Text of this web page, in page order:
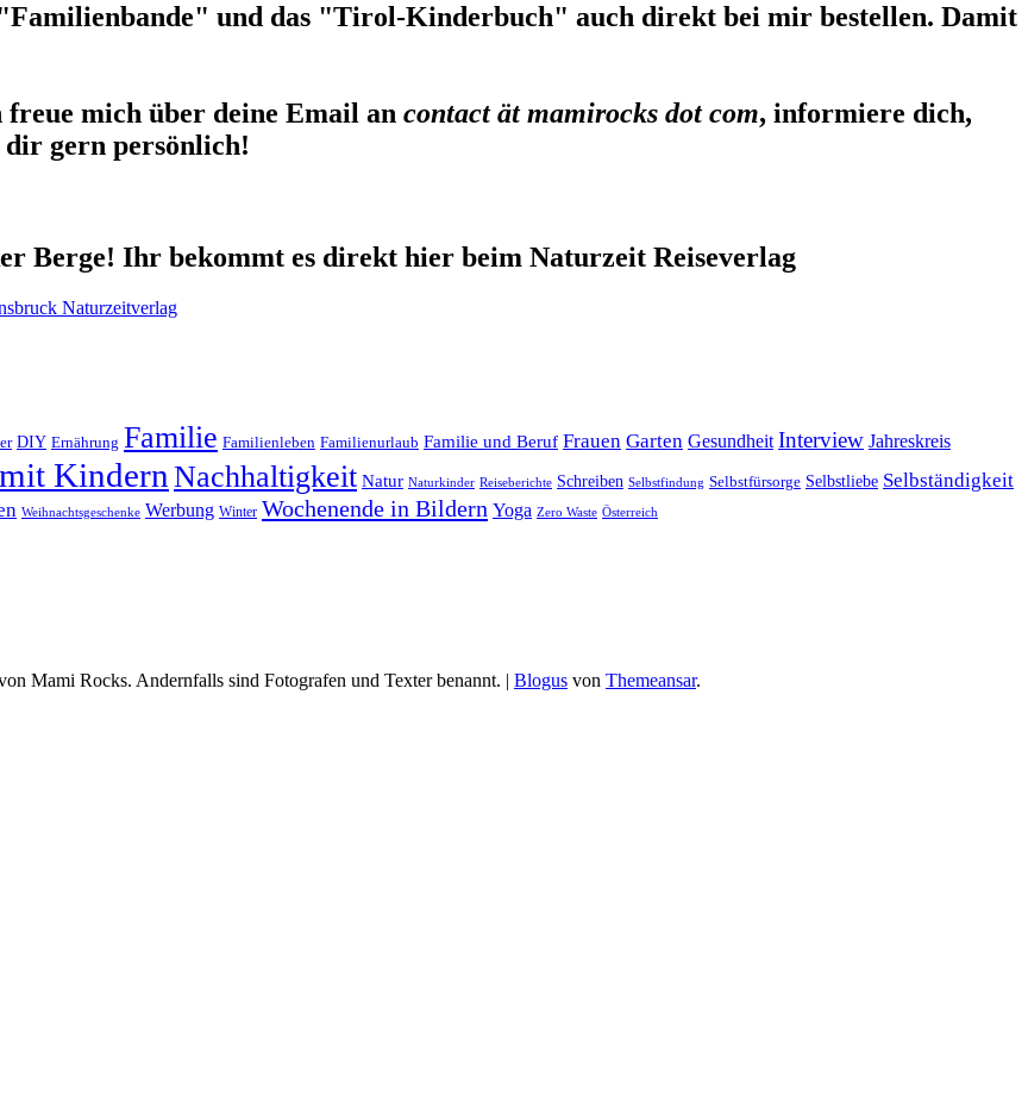
und das "Tirol-Kinderbuch" auch direkt bei mir bestellen. Damit
mich über deine Email an contact ät mamirocks dot com, informiere dich,
dir gern persönlich!
Berge! Ihr bekommt es direkt hier beim Naturzeit Reiseverlag
DIY Ernährung Familie Familienleben Familienurlaub Familie und Beruf Frauen Garten Gesundheit Interview Jahreskreis
Kindern Nachhaltigkeit Natur Naturkinder Reiseberichte Schreiben Selbstfindung Selbstfürsorge Selbstliebe Selbständigkeit
Weihnachtsgeschenke Werbung Winter Wochenende in Bildern Yoga Zero Waste Österreich
Mami Rocks. Andernfalls sind Fotografen und Texter benannt. | Blogus von Themeansar.